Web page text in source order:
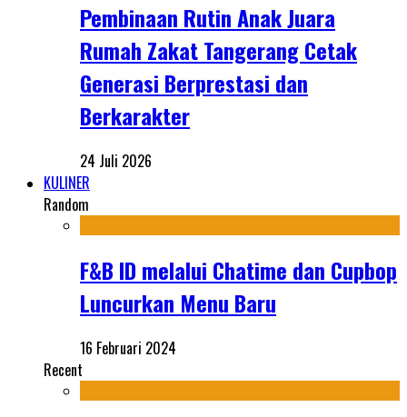
Pembinaan Rutin Anak Juara
Rumah Zakat Tangerang Cetak
Generasi Berprestasi dan
Berkarakter
24 Juli 2026
KULINER
Random
F&B ID melalui Chatime dan Cupbop
Luncurkan Menu Baru
16 Februari 2024
Recent